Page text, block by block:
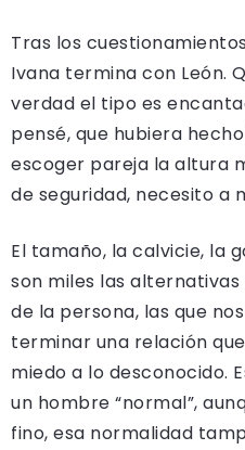
Tras los
Ivana termina con León.
verdad el tipo es
pensé, que hubiera
escoger pareja la altura
de seguridad, necesito a
El tamaño, la calvicie, la
son miles las
de la persona, las que
terminar una relación
miedo a lo desconocido.
un hombre “normal”,
fino, esa normalidad